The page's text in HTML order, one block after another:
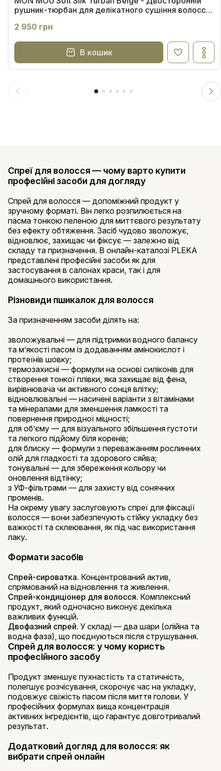
рушник-тюрбан для делікатного сушіння волосся
2 950 грн
В кошик
Спреї для волосся — чому варто купити
професійні засоби для догляду
Спрей для волосся — допоміжний продукт у
зручному форматі. Він легко розпилюється на
пасма тонкою пеленою для миттєвого результату
без ефекту обтяження. Засіб чудово зволожує,
відновлює, захищає чи фіксує — залежно від
складу та призначення. В онлайн-каталозі PLEKA
представлені професійні засоби як для
застосування в салонах краси, так і для
домашнього використання.
Різновиди пшикалок для волосся
За призначенням засоби ділять на:
зволожувальні — для підтримки водного балансу
та м’якості пасом із додаванням амінокислот і
протеїнів шовку;
термозахисні — формули на основі силіконів для
створення тонкої плівки, яка захищає від фена,
вирівнювача чи активного сонця влітку;
відновлювальні — насичені варіанти з вітамінами
та мінералами для зменшення ламкості та
повернення природної міцності;
для об’єму — для візуального збільшення густоти
та легкого підйому біля коренів;
для блиску — формули з переважанням рослинних
олій для гладкості та здорового сяйва;
тонувальні — для збереження кольору чи
оновлення відтінку;
з УФ-фільтрами — для захисту від сонячних
променів.
На окрему увагу заслуговують спреї для фіксації
волосся — вони забезпечують стійку укладку без
важкості та склеювання, як під час використання
лаку.
Формати засобів
Спрей-сироватка. Концентрований актив,
спрямований на відновлення та живлення.
Спрей-кондиціонер для волосся. Комплексний
продукт, який одночасно виконує декілька
важливих функцій.
Двофазний спрей. У складі — два шари (олійна та
водна фаза), що поєднуються після струшування.
Спрей для волосся: у чому користь
професійного засобу
Продукт зменшує пухнастість та статичність,
полегшує розчісування, скорочує час на укладку,
подовжує свіжість пасом після миття голови. У
професійних формулах вища концентрація
активних інгредієнтів, що гарантує довготривалий
результат.
Додатковий догляд для волосся: як
вибрати спрей онлайн